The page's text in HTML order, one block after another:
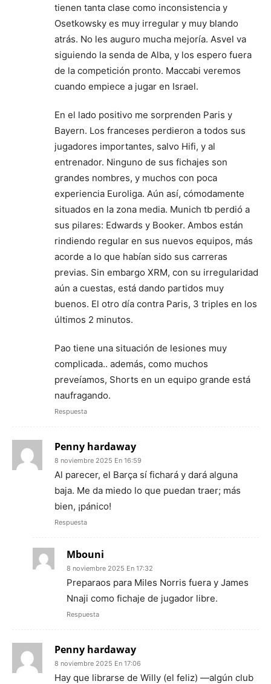
tienen tanta clase como inconsistencia y
Osetkowsky es muy irregular y muy blando
atrás. No les auguro mucha mejoría. Asvel va
siguiendo la senda de Alba, y los espero fuera
de la competición pronto. Maccabi veremos
cuando empiece a jugar en Israel.
En el lado positivo me sorprenden Paris y
Bayern. Los franceses perdieron a todos sus
jugadores importantes, salvo Hifi, y al
entrenador. Ninguno de sus fichajes son
grandes nombres, y muchos con poca
experiencia Euroliga. Aún así, cómodamente
situados en la zona media. Munich tb perdió a
sus pilares: Edwards y Booker. Ambos están
rindiendo regular en sus nuevos equipos, más
acorde a lo que habían sido sus carreras
previas. Sin embargo XRM, con su irregularidad
aún a cuestas, está dando partidos muy
buenos. El otro día contra Paris, 3 triples en los
últimos 2 minutos.
Pao tiene una situación de lesiones muy
complicada.. además, como muchos
preveíamos, Shorts en un equipo grande está
naufragando.
Respuesta
Penny hardaway
8 noviembre 2025 En 16:59
​Al parecer, el Barça sí fichará y dará alguna
baja. Me da miedo lo que puedan traer; más
bien, ¡pánico!
Respuesta
Mbouni
8 noviembre 2025 En 17:32
Preparaos para Miles Norris fuera y James
Nnaji como fichaje de jugador libre.
Respuesta
Penny hardaway
8 noviembre 2025 En 17:06
Hay que librarse de Willy (el feliz) —algún club